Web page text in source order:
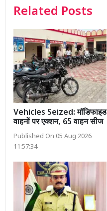
Related Posts
Vehicles Seized: मॉडिफाइड
वाहनों पर एक्शन, 65 वाहन सीज
Published On 05 Aug 2026
11:57:34